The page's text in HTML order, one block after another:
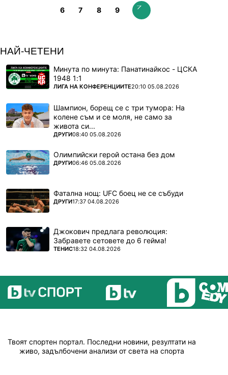
6 7 8 9
НАЙ-ЧЕТЕНИ
Минута по минута: Панатинайкос - ЦСКА
1948 1:1
ПОВЕЧЕ ОТ
ЛИГА НА КОНФЕРЕНЦИИТЕ20:10 05.08.2026
Шампион, борещ се с три тумора: На
колене съм и се моля, не само за
живота си...
ПОВЕЧЕ ОТ
ДРУГИ08:40 05.08.2026
Олимпийски герой остана без дом
ПОВЕЧЕ ОТ
ДРУГИ06:46 05.08.2026
Фатална нощ: UFC боец не се събуди
ПОВЕЧЕ ОТ
ДРУГИ17:37 04.08.2026
Джокович предлага революция:
Забравете сетовете до 6 гейма!
ПОВЕЧЕ ОТ
ТЕНИС18:32 04.08.2026
Твоят спортен портал. Последни новини, резултати на
живо, задълбочени анализи от света на спорта